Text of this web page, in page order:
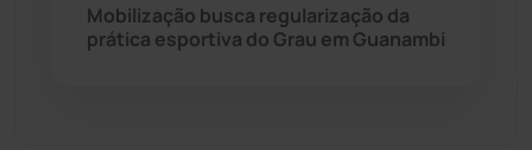
Tecnologia
Mobilização busca regularização da
prática esportiva do Grau em Guanambi